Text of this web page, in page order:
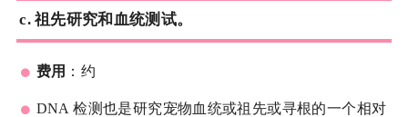
c.祖先研究和血统测试。
费用 ：约
DNA 检测也是研究宠物血统或祖先或寻根的一个相对